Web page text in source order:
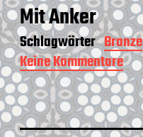
Mit Anker
Schlagwörter Bronze
Keine Kommentarez
u
M
i
t